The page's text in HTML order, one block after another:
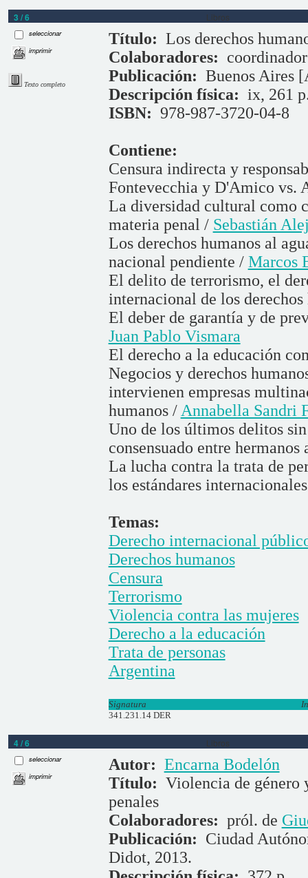
3 / 6 Libros
seleccionar
imprimir
Texto completo
Título: Los derechos
Colaboradores:
Publicación: Buenos Aires
Descripción física: ix, 261
ISBN: 978-987-3720-04-8
Contiene:
Censura indirecta y
Fontevecchia y D'Amico vs.
La diversidad cultural como
materia penal / Sebastián
Los derechos humanos al
nacional pendiente / Marcos
El delito de terrorismo, el
internacional de los
El deber de garantía y de
Juan Pablo Vismara
El derecho a la educación
Negocios y derechos
intervienen empresas
humanos /Annabella Sandri
Uno de los últimos delitos
consensuado entre
La lucha contra la trata de
los estándares
Temas:
Derecho internacional
Derechos humanos
Censura
Terrorismo
Violencia contra las mujeres
Derecho a la educación
Trata de personas
Argentina
Signatura
341.231.14 DER
4 / 6 Libros
seleccionar
imprimir
Autor: Encarna Bodelón
Título: Violencia de género
penales
Colaboradores: pról. de
Publicación: Ciudad
Didot, 2013.